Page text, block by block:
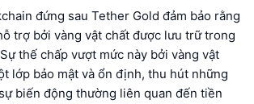
đứng sau Tether Gold đảm bảo rằng
trợ bởi vàng vật chất được lưu trữ trong
thế chấp vượt mức này bởi vàng vật
lớp bảo mật và ổn định, thu hút những
biến động thường liên quan đến tiền